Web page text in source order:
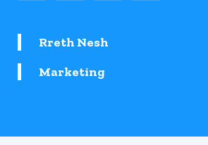
Rreth Nesh
Marketing